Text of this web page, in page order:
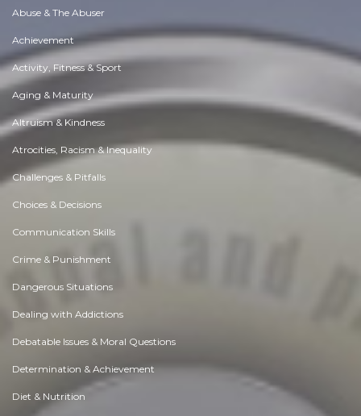
Abuse & The Abuser
Achievement
Activity, Fitness & Sport
Aging & Maturity
Altruism & Kindness
Atrocities, Racism & Inequality
Challenges & Pitfalls
Choices & Decisions
Communication Skills
Crime & Punishment
Dangerous Situations
Dealing with Addictions
Debatable Issues & Moral Questions
Determination & Achievement
Diet & Nutrition